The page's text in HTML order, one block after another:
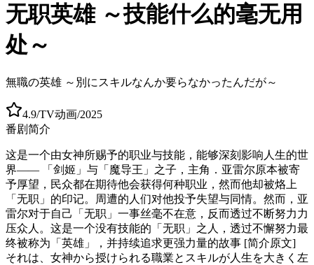
无职英雄 ～技能什么的毫无用
处～
無職の英雄 ～別にスキルなんか要らなかったんだが～
4.9/TV动画/2025
番剧简介
这是一个由女神所赐予的职业与技能，能够深刻影响人生的世
界―― 「剑姬」与「魔导王」之子，主角．亚雷尔原本被寄
予厚望，民众都在期待他会获得何种职业，然而他却被烙上
「无职」的印记。周遭的人们对他投予失望与同情。然而，亚
雷尔对于自己「无职」一事丝毫不在意，反而透过不断努力力
压众人。这是一个没有技能的「无职」之人，透过不懈努力最
终被称为「英雄」，并持续追求更强力量的故事 [简介原文]
それは、女神から授けられる職業とスキルが人生を大きく左